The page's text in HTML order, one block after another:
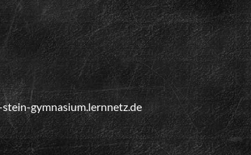
gymnasium.lernnetz.de